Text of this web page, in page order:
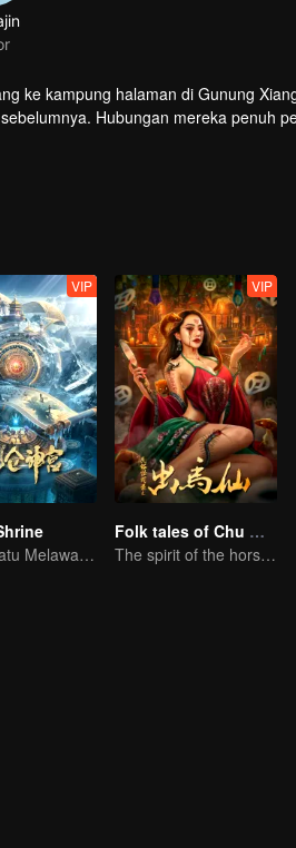
ke kampung halaman di Gunung
Hubungan mereka penuh
VIP
Trio Bersatu Melawan Misteri Kunlun
VIP
Folk tales of Chu Maxian
The spirit of the horse sacrifices a young girl to pray for immortality